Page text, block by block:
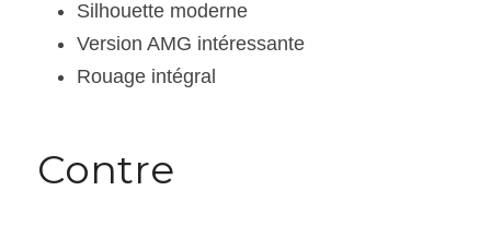
Silhouette moderne
Version AMG intéressante
Rouage intégral
Contre